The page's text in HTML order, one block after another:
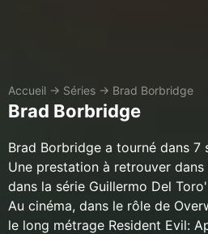
Accueil → Séries → Brad Borbridge
Brad Borbridge
Brad Borbridge a tourné dans 7
Une prestation à retrouver
dans la série Guillermo Del
Au cinéma, dans le rôle de
le long métrage Resident Evil: